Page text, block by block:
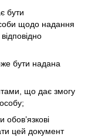
бути
щодо надання
бути надана
що дає змогу
цей документ